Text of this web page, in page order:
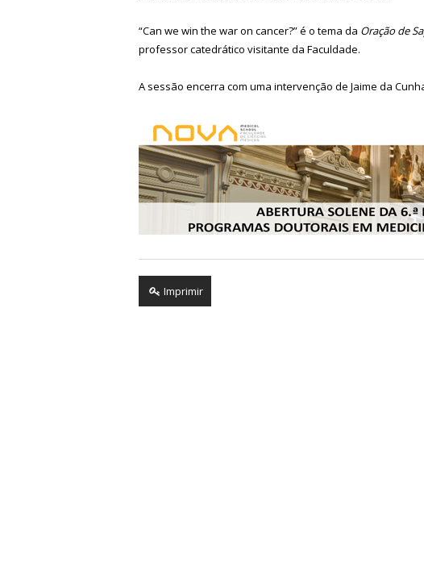
“Can we win the war on cancer?” é o tema da Oração de
professor catedrático visitante da Faculdade.
A sessão encerra com uma intervenção de Jaime da
Imprimir